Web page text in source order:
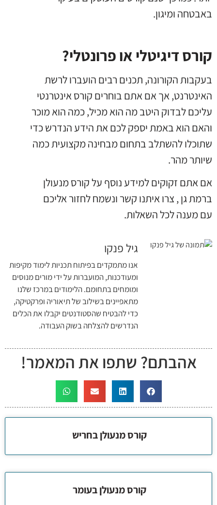
באבטחה ומיגון.
קורס דיגיטלי או פרונטלי?
בעקבות הקורונה, תכנים רבים הועברו לרשת
האינטרנט, אך אם אתם בוחרים קורס אינטרנטי
עליכם לבדוק היטב מה הוא מכיל,כמה הוא מוכר
והאם הוא באמת יספק לכם את הידע הנדרש כדי
שתוכלו להשתלב בתחום מבחינה מקצועית כמה
שיותר מהר.
אם אתם זקוקים למידע נוסף על קורס מנעולן
ברמת גן, צרו איתנו קשר ונשמח לחזור אליכם
עם מענה לכל השאלות.
גיל פנקו
אנו מתמקדים בפיתוח תכניות לימוד מקיפות
ומעודכנות, המועברות על ידי מורים מנוסים
ומומחים בתחומם. הלימודים במרכז שלנו
מתאפיינים בשילוב של תיאוריה ופרקטיקה,
כדי להבטיח שהסטודנטים יקבלו את הכלים
הנדרשים להצלחה בשוק העבודה.
אהבתם? שתפו את המאמר!
קורס מנעולן בחריש
קורס מנעולן בעומר